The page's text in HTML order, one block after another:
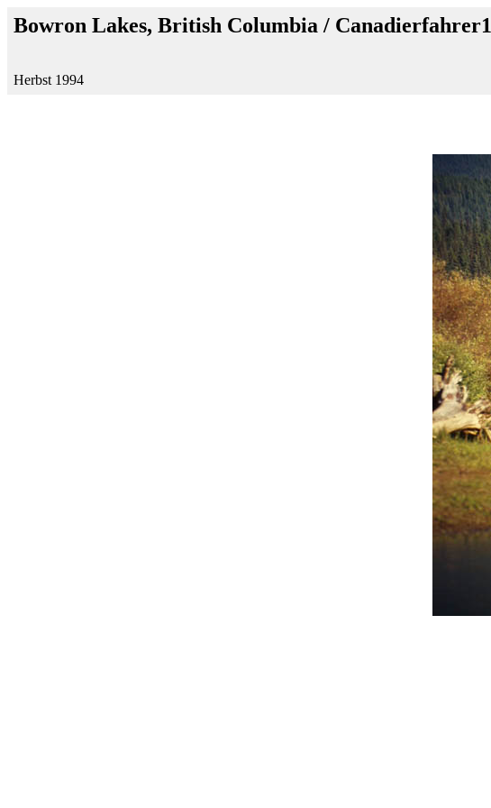
Bowron Lakes, British Columbia / Canadierfahrer1
Herbst 1994